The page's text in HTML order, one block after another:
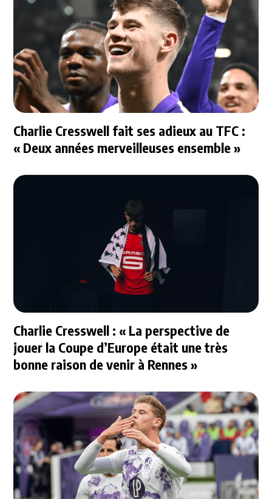
Charlie Cresswell fait ses adieux au TFC :
« Deux années merveilleuses ensemble »
Charlie Cresswell : « La perspective de
jouer la Coupe d’Europe était une très
bonne raison de venir à Rennes »